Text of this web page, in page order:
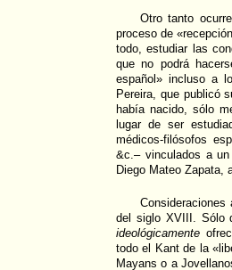
Otro tanto
proceso de
todo, estudiar las
que no podrá
español» incluso a
Pereira, que publicó
había nacido, sólo
lugar de ser
médicos-filósofos
&c.– vinculados a
Diego Mateo Zapata,
del siglo XVIII. Sólo
ideológicamente
todo el Kant de la
Mayans o a